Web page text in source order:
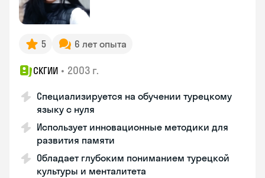
5 6 лет опыта
СКГИИ • 2003 г.
Специализируется на обучении турецкому
языку с нуля
Использует инновационные методики для
развития памяти
Обладает глубоким пониманием турецкой
культуры и менталитета